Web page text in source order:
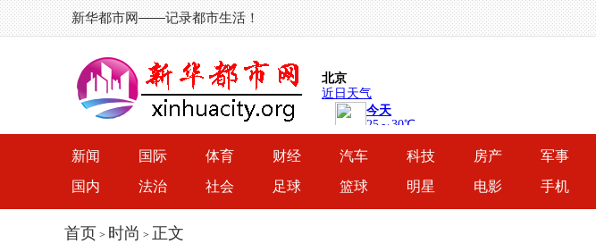
新华都市网——记录都市生活！
新闻 国际 体育 财经 汽车 科技 房产 军事
国内
法治 社会 足球 篮球 明星 电影 手机
首页 > 时尚 > 正文